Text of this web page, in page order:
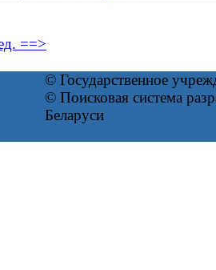
==>
© Государственное
© Поисковая система
Беларуси